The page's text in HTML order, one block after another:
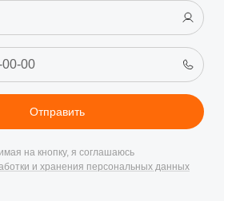
Отправить
на кнопку, я соглашаюсь
и хранения персональных данных